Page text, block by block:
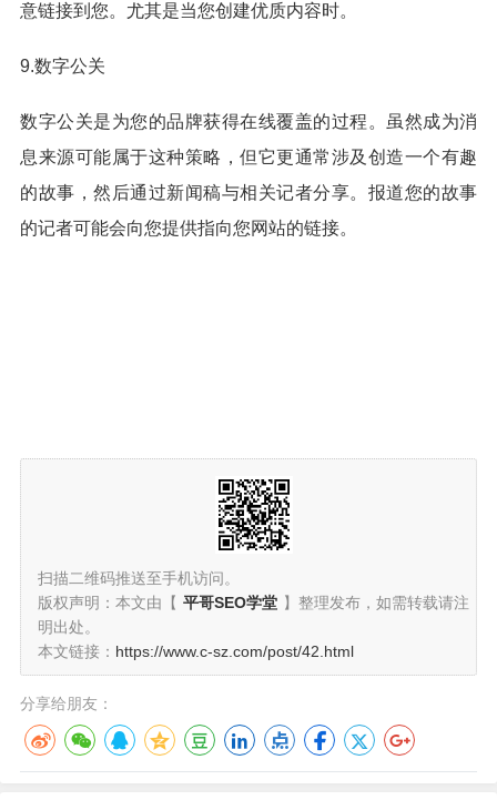
意链接到您。尤其是当您创建优质内容时。
9.数字公关
数字公关是为您的品牌获得在线覆盖的过程。虽然成为消
息来源可能属于这种策略，但它更通常涉及创造一个有趣
的故事，然后通过新闻稿与相关记者分享。报道您的故事
的记者可能会向您提供指向您网站的链接。
扫描二维码推送至手机访问。
版权声明：本文由【 平哥SEO学堂 】整理发布，如需转载请注
明出处。
本文链接： https://www.c-sz.com/post/42.html
分享给朋友：